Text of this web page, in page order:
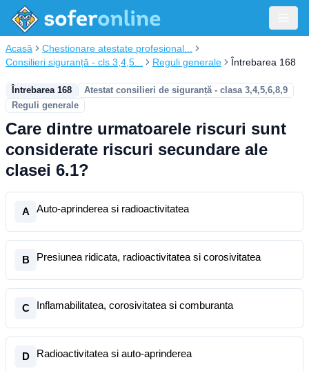
Acasă
Chestionare atestate profesional...
Consilieri siguranță - cls 3,4,5...
Reguli generale Întrebarea 168
Întrebarea 168
Atestat consilieri de siguranță - clasa 3,4,5,6,8,9
Reguli generale
Care dintre urmatoarele riscuri sunt
considerate riscuri secundare ale
clasei 6.1?
A Auto-aprinderea si radioactivitatea
B Presiunea ridicata, radioactivitatea si corosivitatea
C Inflamabilitatea, corosivitatea si comburanta
D Radioactivitatea si auto-aprinderea